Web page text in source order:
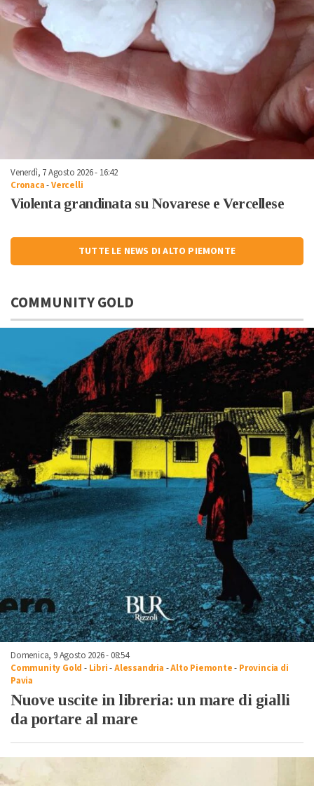
Venerdì, 7 Agosto 2026 - 16:42
Cronaca-Vercelli
Violenta grandinata su Novarese e Vercellese
TUTTE LE NEWS DI ALTO PIEMONTE
COMMUNITY GOLD
Domenica, 9 Agosto 2026 - 08:54
Community Gold - Libri-Alessandria -Alto Piemonte- Provincia di
Pavia
Nuove uscite in libreria: un mare di gialli
da portare al mare